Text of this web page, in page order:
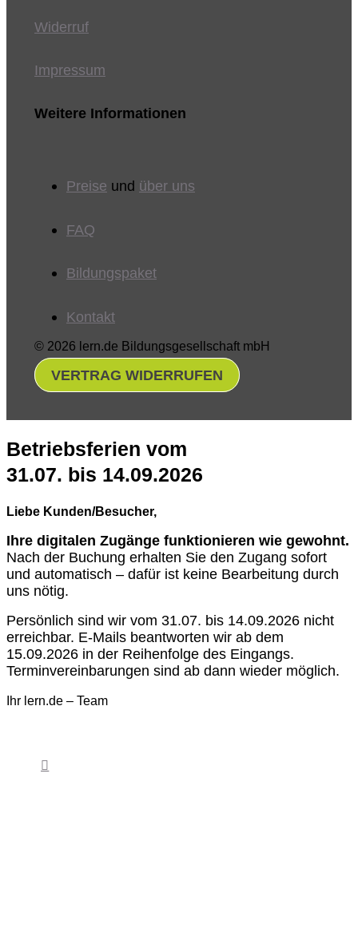
Widerruf
Impressum
Weitere Informationen
Preise und über uns
FAQ
Bildungspaket
Kontakt
© 2026 lern.de Bildungsgesellschaft mbH
VERTRAG WIDERRUFEN
Betriebsferien vom
31.07. bis 14.09.2026
Liebe Kunden/Besucher,
Ihre digitalen Zugänge funktionieren wie gewohnt.
Nach der Buchung erhalten Sie den Zugang sofort
und automatisch – dafür ist keine Bearbeitung durch
uns nötig.
Persönlich sind wir vom 31.07. bis 14.09.2026 nicht
erreichbar. E-Mails beantworten wir ab dem
15.09.2026 in der Reihenfolge des Eingangs.
Terminvereinbarungen sind ab dann wieder möglich.
Ihr lern.de – Team